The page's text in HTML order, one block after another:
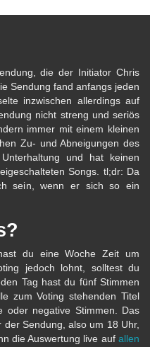
die der Initiator Chris
Sendung fand anfangs jeden
inzwischen allerdings auf
nicht streng und seriös
immer mit einem kleinen
Zu- und Abneigungen des
und hat keinen
Songs. tl;dr: Da
sein, wenn er sich so ein
du eine Woche Zeit um
jedoch lohnt, solltest du
Tag hast du fünf Stimmen
zum Voting stehenden Titel
oder negative Stimmen. Das
Sendung, also um 18 Uhr,
die Auswertung live auf allen